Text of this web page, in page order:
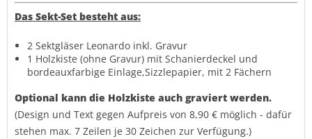
Das Sekt-Set besteht aus:
2 Sektgläser Leonardo inkl. Gravur
1 Holzkiste (ohne Gravur) mit Schanierdeckel und
bordeauxfarbige Einlage,Sizzlepapier, mit 2 Fächern
Optional kann die Holzkiste auch graviert werden.
(Design und Text gegen Aufpreis von 8,90 € möglich - dafür
stehen max. 7 Zeilen je 30 Zeichen zur Verfügung.)